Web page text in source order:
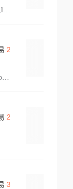
2
personal effect,used household goods
2
3